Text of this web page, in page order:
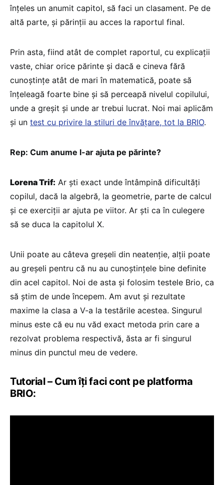
înțeles un anumit capitol, să faci un clasament. Pe de
altă parte, și părinții au acces la raportul final.
Prin asta, fiind atât de complet raportul, cu explicații
vaste, chiar orice părinte și dacă e cineva fără
cunoștințe atât de mari în matematică, poate să
înțeleagă foarte bine și să perceapă nivelul copilului,
unde a greșit și unde ar trebui lucrat. Noi mai aplicăm
și un test cu privire la stiluri de învățare, tot la BRIO.
Rep: Cum anume l-ar ajuta pe părinte?
Lorena Trif: Ar ști exact unde întâmpină dificultăți
copilul, dacă la algebră, la geometrie, parte de calcul
și ce exerciții ar ajuta pe viitor. Ar ști ca în culegere
să se duca la capitolul X.
Unii poate au câteva greșeli din neatenție, alții poate
au greșeli pentru că nu au cunoștințele bine definite
din acel capitol. Noi de asta și folosim testele Brio, ca
să știm de unde începem. Am avut și rezultate
maxime la clasa a V-a la testările acestea. Singurul
minus este că eu nu văd exact metoda prin care a
rezolvat problema respectivă, ăsta ar fi singurul
minus din punctul meu de vedere.
Tutorial – Cum îți faci cont pe platforma
BRIO: